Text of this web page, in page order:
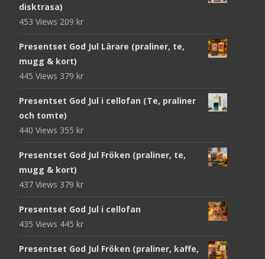
disktrasa)
453 Views 209 kr
Presentset God Jul Lärare (praliner, te,
mugg & kort)
445 Views 379 kr
Presentset God Jul i cellofan (Te, praliner
och tomte)
440 Views 355 kr
Presentset God Jul Fröken (praliner, te,
mugg & kort)
437 Views 379 kr
Presentset God Jul i cellofan
435 Views 445 kr
Presentset God Jul Fröken (praliner, kaffe,